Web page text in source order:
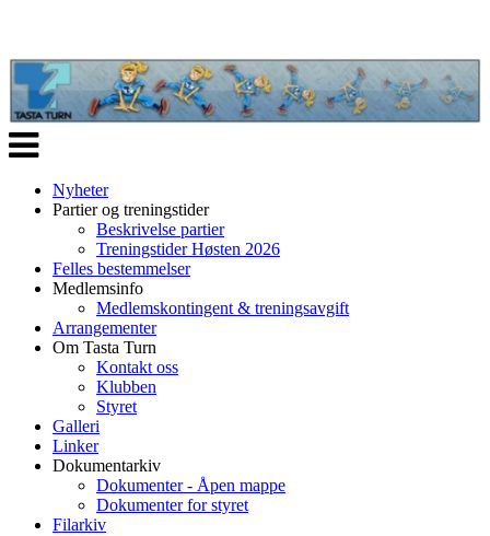
Veksle
navigasjon
Nyheter
Partier og treningstider
Beskrivelse partier
Treningstider Høsten 2026
Felles bestemmelser
Medlemsinfo
Medlemskontingent & treningsavgift
Arrangementer
Om Tasta Turn
Kontakt oss
Klubben
Styret
Galleri
Linker
Dokumentarkiv
Dokumenter - Åpen mappe
Dokumenter for styret
Filarkiv